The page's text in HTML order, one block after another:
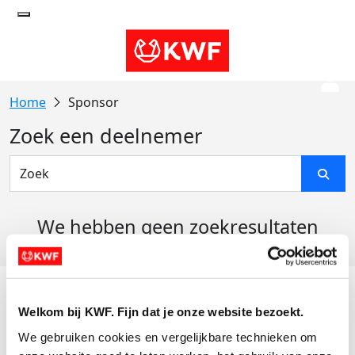
Welkom bij KWF. Fijn dat je onze website bezoekt.
We gebruiken cookies en vergelijkbare technieken om
Sponsor
Zoek een deelnemer
We hebben geen zoekresultaten
Actiematerialen
Evenementen